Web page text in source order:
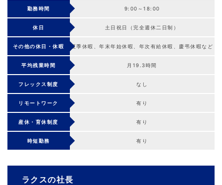
勤務時間 9:00～18:00
休日 土日祝日（完全週休二日制）
その他の休日・休暇 夏季休暇、年末年始休暇、年次有給休暇、慶弔休暇など
平均残業時間 月19.3時間
フレックス制度 なし
リモートワーク 有り
産休・育休制度 有り
時短勤務 有り
ラクスの社長